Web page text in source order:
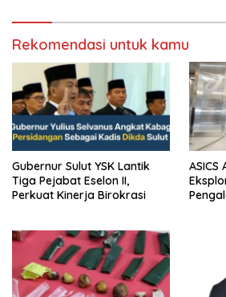
Rekomendasi untuk kamu
Gubernur Sulut YSK Lantik
Tiga Pejabat Eselon II,
Perkuat Kinerja Birokrasi